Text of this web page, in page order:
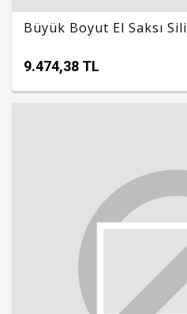
Büyük Boyut El Saksı
9.474,38 TL